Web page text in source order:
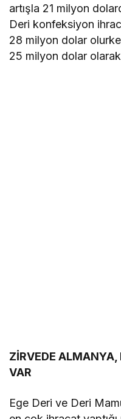
artışla 21 milyon
Deri konfeksiyon
28 milyon dolar
25 milyon dolar
ZİRVEDE ALMANYA,
VAR
Ege Deri ve Deri